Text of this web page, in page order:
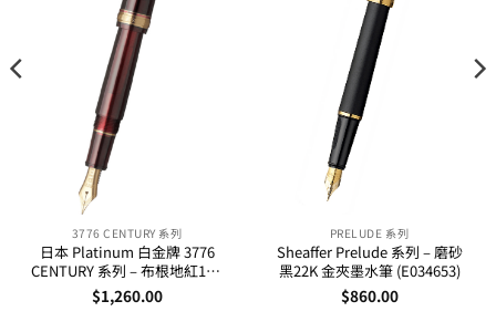
3776 CENTURY 系列
日本 Platinum 白金牌 3776
CENTURY 系列 – 布根地紅14K
金筆咀墨水筆
$1,260.00
PRELUDE 系列
Sheaffer Prelude 系列 – 磨砂
黑22K 金夾墨水筆 (E034653)
$860.00